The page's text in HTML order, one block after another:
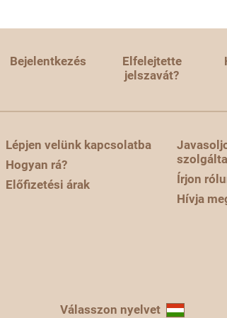
Bejelentkezés
Elfelejtette
jelszavát?
Lépjen velünk kapcsolatba
Hogyan rá?
Előfizetési árak
Írjon
Hívja
Válasszon nyelvet